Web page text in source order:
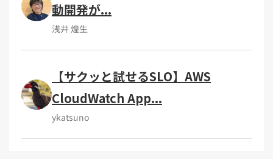
動開発が...
浅井 煌生
【サクッと試せるSLO】AWS
CloudWatch App...
ykatsuno